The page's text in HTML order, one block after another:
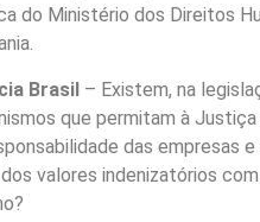
do Ministério dos Direitos
Brasil – Existem, na
que permitam à
das empresas
valores indenizatórios